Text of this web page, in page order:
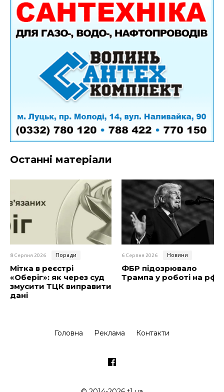
Останні матеріали
8 Серпня 2026 Поради
Мітка в реєстрі
«Оберіг»: як через суд
змусити ТЦК виправити
дані
6 Серпня 2026 Новини
ФБР підозрювало
Трампа у роботі на рф
Головна Реклама Контакти